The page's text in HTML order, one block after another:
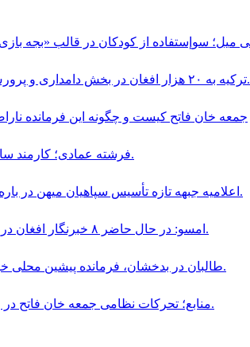
ترکیه به ۲۰ هزار افغان در بخش دامداری و پرورش حیوانات ویزای کاری داده است.
جمعه خان فاتح كيست و چگونه اين فرمانده ناراضى به لشكر ١٠
فرشته عمادى؛ كارمند سازمان ملل متحد در كابل كشته شد.
اعلاميه جبهه تازه تأسيس سپاهيان ميهن در باره سقوط اولين ولسوالى افغانستان.
امسو: در حال حاضر ۸ خبرنگار افغان در زندان‌ های طالبان محبوس هستند.
طالبان در بدخشان، فرمانده پیشین محلی خود «جمعه خان» را بازداشت کردند.
منابع؛ تحركات نظامى جمعه خان فاتح در ولايت بدخشان افزايش يافته است.